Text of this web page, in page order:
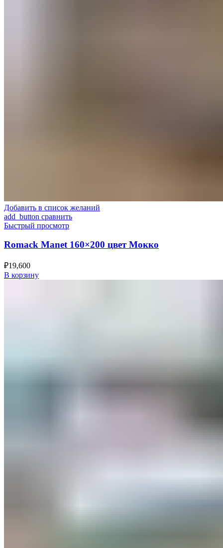
Добавить в список желаний
add_button сравнить
Быстрый просмотр
Romack Manet 160×200 цвет Мокко
₽19,600
В корзину